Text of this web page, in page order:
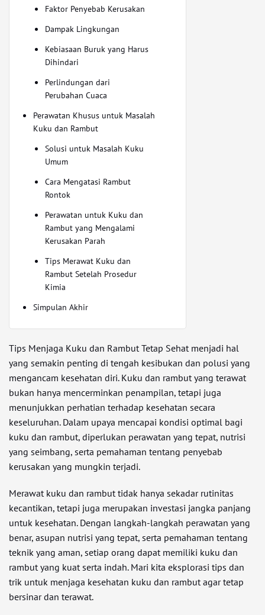
Faktor Penyebab Kerusakan
Dampak Lingkungan
Kebiasaan Buruk yang Harus
Dihindari
Perlindungan dari
Perubahan Cuaca
Perawatan Khusus untuk Masalah
Kuku dan Rambut
Solusi untuk Masalah Kuku
Umum
Cara Mengatasi Rambut
Rontok
Perawatan untuk Kuku dan
Rambut yang Mengalami
Kerusakan Parah
Tips Merawat Kuku dan
Rambut Setelah Prosedur
Kimia
Simpulan Akhir
Tips Menjaga Kuku dan Rambut Tetap Sehat menjadi hal
yang semakin penting di tengah kesibukan dan polusi yang
mengancam kesehatan diri. Kuku dan rambut yang terawat
bukan hanya mencerminkan penampilan, tetapi juga
menunjukkan perhatian terhadap kesehatan secara
keseluruhan. Dalam upaya mencapai kondisi optimal bagi
kuku dan rambut, diperlukan perawatan yang tepat, nutrisi
yang seimbang, serta pemahaman tentang penyebab
kerusakan yang mungkin terjadi.
Merawat kuku dan rambut tidak hanya sekadar rutinitas
kecantikan, tetapi juga merupakan investasi jangka panjang
untuk kesehatan. Dengan langkah-langkah perawatan yang
benar, asupan nutrisi yang tepat, serta pemahaman tentang
teknik yang aman, setiap orang dapat memiliki kuku dan
rambut yang kuat serta indah. Mari kita eksplorasi tips dan
trik untuk menjaga kesehatan kuku dan rambut agar tetap
bersinar dan terawat.